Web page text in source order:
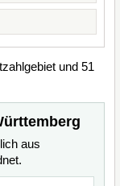
und 51
aus